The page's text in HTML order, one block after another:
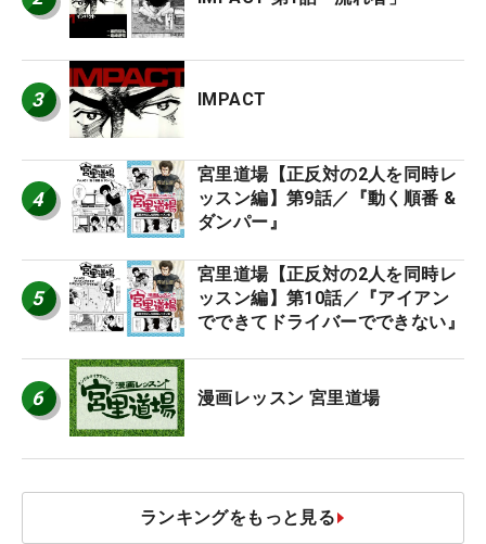
3 IMPACT
4
宮里道場【正反対の2人を同時レ
ッスン編】第9話／『動く順番 &
ダンパー』
5
宮里道場【正反対の2人を同時レ
ッスン編】第10話／『アイアン
でできてドライバーでできない』
6 漫画レッスン 宮里道場
ランキングをもっと見る